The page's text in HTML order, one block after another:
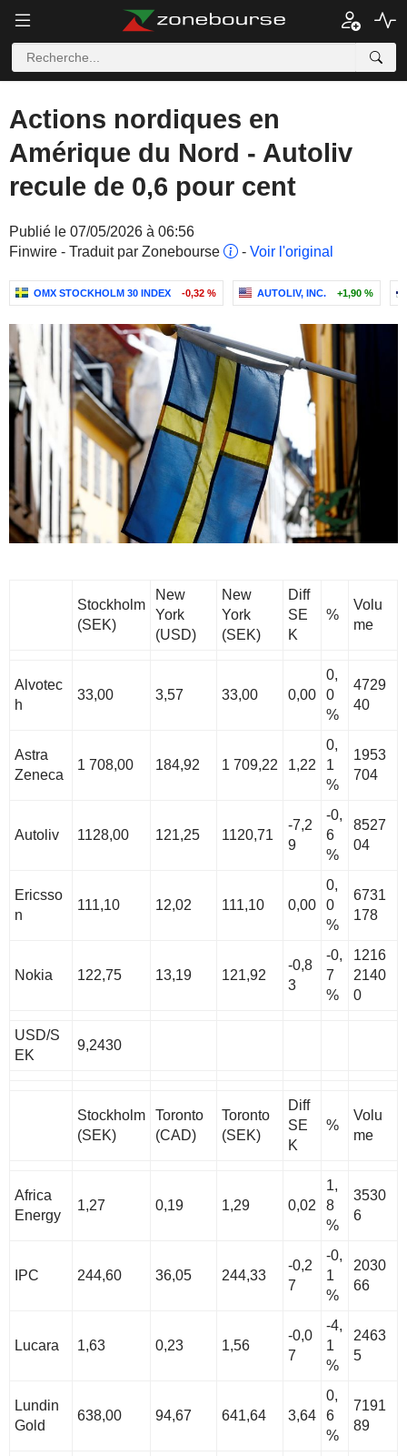
Actions nordiques en
Amérique du Nord - Autoliv
recule de 0,6 pour cent
Publié le 07/05/2026 à 06:56
Finwire - Traduit par Zonebourse
- Voir l'original
OMX STOCKHOLM 30 INDEX -0,32 % AUTOLIV, INC. +1,90 %
Stockholm
(SEK)
New
York
(USD)
New
York
(SEK)
Diff
SE
K
%
Volu
me
Alvotec
h
33,00 3,57 33,00 0,00
0,
0
%
4729
40
Astra
Zeneca
1 708,00 184,92 1 709,22 1,22
0,
1
%
1953
704
Autoliv 1128,00 121,25 1120,71
-7,2
9
-0,
6
%
8527
04
Ericsso
n
111,10 12,02 111,10 0,00
0,
0
%
6731
178
Nokia 122,75 13,19 121,92
-0,8
3
-0,
7
%
1216
2140
0
USD/S
EK
9,2430
Stockholm
(SEK)
Toronto
(CAD)
Toronto
(SEK)
Diff
SE
K
%
Volu
me
Africa
Energy
1,27 0,19 1,29 0,02
1,
8
%
3530
6
IPC 244,60 36,05 244,33
-0,2
7
-0,
1
%
2030
66
Lucara 1,63 0,23 1,56
-0,0
7
-4,
1
%
2463
5
Lundin
Gold
638,00 94,67 641,64 3,64
0,
6
%
7191
89